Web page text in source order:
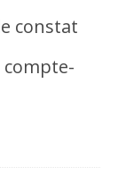
constat